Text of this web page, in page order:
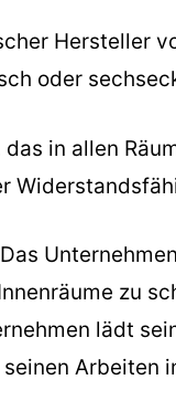
Hersteller
oder
in allen
zu
lädt
Arbeiten